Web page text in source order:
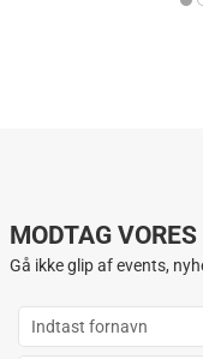
MODTAG
Gå ikke glip af events,